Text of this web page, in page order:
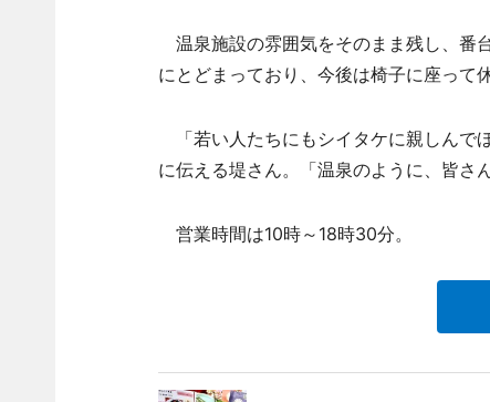
温泉施設の雰囲気をそのまま残し、番
にとどまっており、今後は椅子に座って
「若い人たちにもシイタケに親しんで
に伝える堤さん。「温泉のように、皆さ
営業時間は10時～18時30分。